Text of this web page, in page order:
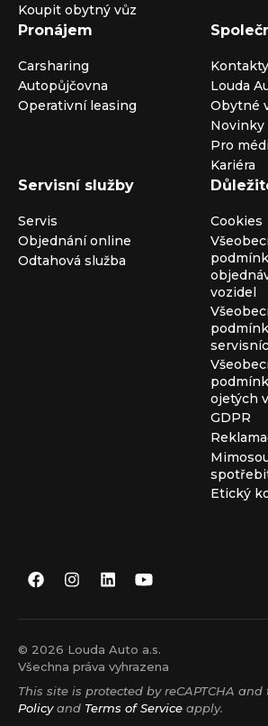
Koupit obytný vůz
Pronájem
Carsharing
Autopůjčovna
Operativní leasing
Kontakty
Louda
Obytné
Novinky
Pro
Kariéra
Servisní služby
Servis
Objednání online
Odtahová služba
Cookies
vozidel
ojetých
GDPR
Etický
© 2026 Louda Auto a.s.
Všechna práva vyhrazena
This site is protected by reCAPTCHA and
Policyand Terms of Service apply.